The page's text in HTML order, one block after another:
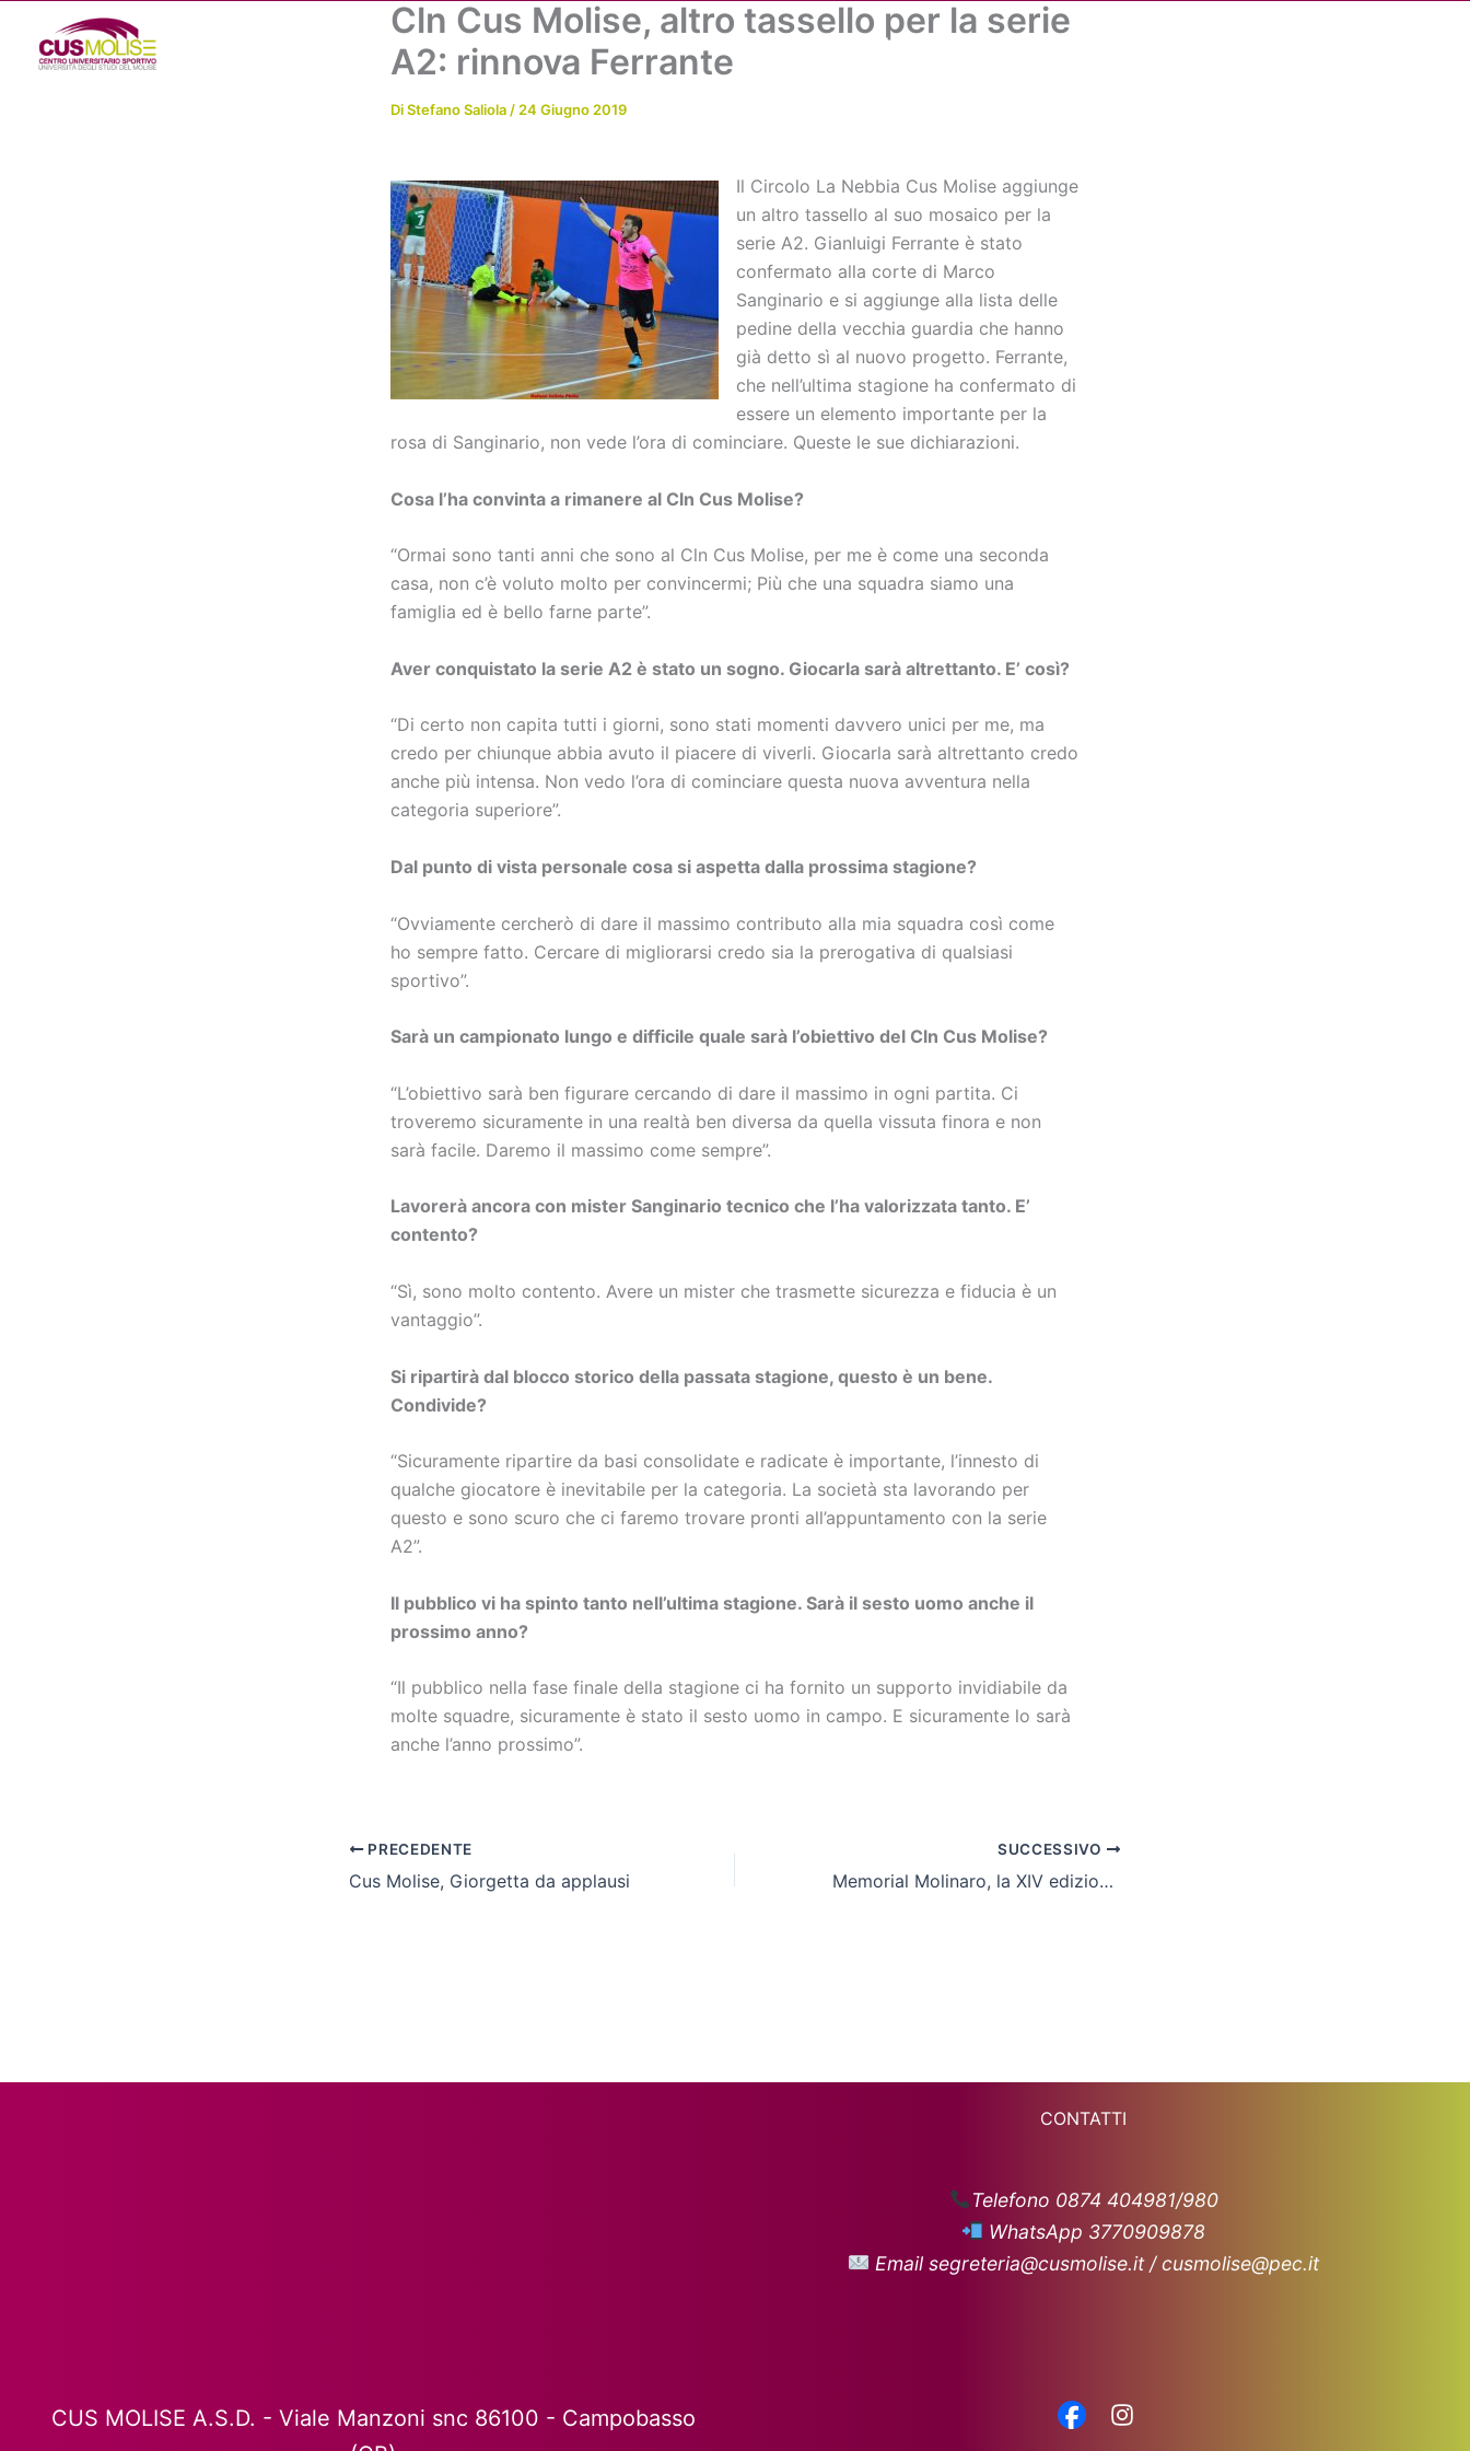
contenuto
Chi siamo News
Cln Cus Molise, altro tassello per la serie
A2: rinnova Ferrante
DiStefano Saliola / 24 Giugno 2019
Il Circolo La Nebbia Cus Molise aggiunge
un altro tassello al suo mosaico per la
serie A2. Gianluigi Ferrante è stato
confermato alla corte di Marco
Sanginario e si aggiunge alla lista delle
pedine della vecchia guardia che hanno
già detto sì al nuovo progetto. Ferrante,
che nell’ultima stagione ha confermato di
essere un elemento importante per la
rosa di Sanginario, non vede l’ora di cominciare. Queste le sue dichiarazioni.
Cosa l’ha convinta a rimanere al Cln Cus Molise?
“Ormai sono tanti anni che sono al Cln Cus Molise, per me è come una seconda
casa, non c’è voluto molto per convincermi; Più che una squadra siamo una
famiglia ed è bello farne parte”.
Aver conquistato la serie A2 è stato un sogno. Giocarla sarà altrettanto. E’ così?
“Di certo non capita tutti i giorni, sono stati momenti davvero unici per me, ma
credo per chiunque abbia avuto il piacere di viverli. Giocarla sarà altrettanto credo
anche più intensa. Non vedo l’ora di cominciare questa nuova avventura nella
categoria superiore”.
Dal punto di vista personale cosa si aspetta dalla prossima stagione?
“Ovviamente cercherò di dare il massimo contributo alla mia squadra così come
ho sempre fatto. Cercare di migliorarsi credo sia la prerogativa di qualsiasi
sportivo”.
Sarà un campionato lungo e difficile quale sarà l’obiettivo del Cln Cus Molise?
“L’obiettivo sarà ben figurare cercando di dare il massimo in ogni partita. Ci
troveremo sicuramente in una realtà ben diversa da quella vissuta finora e non
sarà facile. Daremo il massimo come sempre”.
Lavorerà ancora con mister Sanginario tecnico che l’ha valorizzata tanto. E’
contento?
“Sì, sono molto contento. Avere un mister che trasmette sicurezza e fiducia è un
vantaggio”.
Si ripartirà dal blocco storico della passata stagione, questo è un bene.
Condivide?
“Sicuramente ripartire da basi consolidate e radicate è importante, l’innesto di
qualche giocatore è inevitabile per la categoria. La società sta lavorando per
questo e sono scuro che ci faremo trovare pronti all’appuntamento con la serie
A2”.
Il pubblico vi ha spinto tanto nell’ultima stagione. Sarà il sesto uomo anche il
prossimo anno?
“Il pubblico nella fase finale della stagione ci ha fornito un supporto invidiabile da
molte squadre, sicuramente è stato il sesto uomo in campo. E sicuramente lo sarà
anche l’anno prossimo”.
PRECEDENTE
Cus Molise, Giorgetta da applausi
SUCCESSIVO
Memorial Molinaro, la XIV edizione a Los Hermanos
CONTATTI
Telefono 0874 404981/980
WhatsApp 3770909878
Email segreteria@cusmolise.it / cusmolise@pec.it
CUS MOLISE A.S.D. - Viale Manzoni snc 86100 - Campobasso